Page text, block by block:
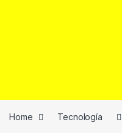
Home Tecnología